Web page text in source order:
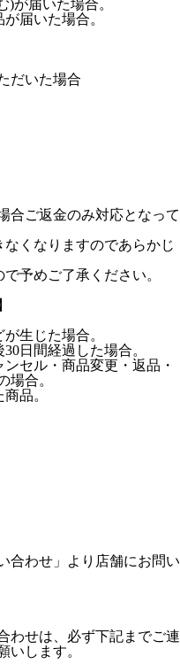
が届いた場合。
届いた場合。
だいた場合
合ご返金のみ対応となって
くなりますのであらかじ
予めご了承ください。
生じた場合。
日間経過した場合。
セル・商品変更・返品・
場合。
品。
合わせ」より店舗にお問い
わせは、必ず下記までご連
いします。